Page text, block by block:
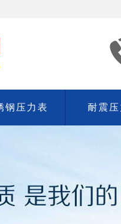
钢压力表 耐震压